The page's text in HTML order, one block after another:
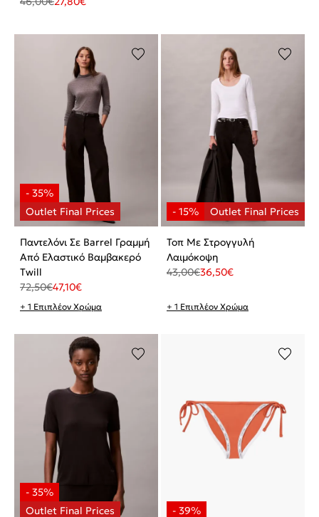
Παντελόνι Σε Barrel Γραμμή
Από Ελαστικό Βαμβακερό
Twill
72,50€47,10€
+ 1 Επιπλέον Χρώμα
Τοπ Με Στρογγυλή
Λαιμόκοψη
43,00€36,50€
+ 1 Επιπλέον Χρώμα